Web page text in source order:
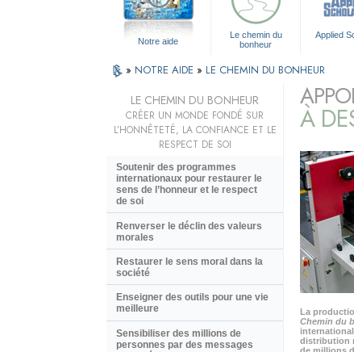
Notre aide
Le chemin du
bonheur
Applied
» NOTRE AIDE » LE CHEMIN DU BONHEUR
À
La
Chemin du
distribution
LE CHEMIN DU BONHEUR
CRÉER UN MONDE FONDÉ SUR
L’HONNÊTETÉ, LA CONFIANCE ET LE
RESPECT DE SOI
Soutenir des programmes
internationaux pour restaurer le
sens de l’honneur et le respect
de soi
Renverser le déclin des valeurs
morales
Restaurer le sens moral dans la
société
Enseigner des outils pour une vie
meilleure
Sensibiliser des millions de
personnes par des messages